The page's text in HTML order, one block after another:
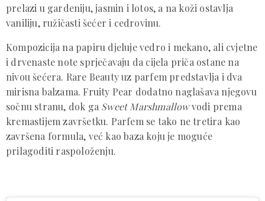
prelazi u gardeniju, jasmin i lotos, a na koži ostavlja
vaniliju, ružičasti šećer i cedrovinu.
Kompozicija na papiru djeluje vedro i mekano, ali cvjetne
i drvenaste note sprječavaju da cijela priča ostane na
nivou šećera. Rare Beauty uz parfem predstavlja i dva
mirisna balzama. Fruity Pear dodatno naglašava njegovu
sočnu stranu, dok ga Sweet Marshmallowvodi prema
kremastijem završetku. Parfem se tako ne tretira kao
završena formula, već kao baza koju je moguće
prilagoditi raspoloženju.